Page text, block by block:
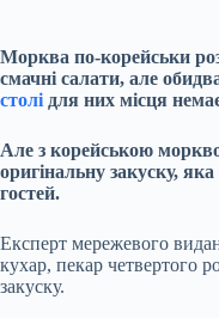
Морква по-корейськи
смачні салати, але
столі для них місця
Але з корейською
оригінальну закуску,
гостей.
Експерт мережевого
кухар, пекар четвертого
закуску.